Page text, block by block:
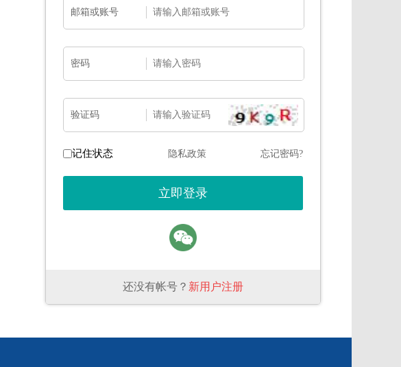
邮箱或账号
密码
验证码
记住状态 隐私政策 忘记密码?
还没有帐号？ 新用户注册